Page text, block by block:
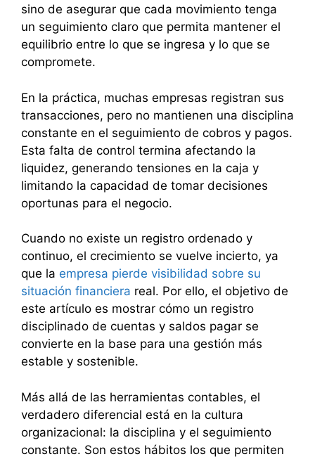
sino de asegurar que cada movimiento tenga
un seguimiento claro que permita mantener el
equilibrio entre lo que se ingresa y lo que se
compromete.
En la práctica, muchas empresas registran sus
transacciones, pero no mantienen una disciplina
constante en el seguimiento de cobros y pagos.
Esta falta de control termina afectando la
liquidez, generando tensiones en la caja y
limitando la capacidad de tomar decisiones
oportunas para el negocio.
Cuando no existe un registro ordenado y
continuo, el crecimiento se vuelve incierto, ya
que la empresa pierde visibilidad sobre su
situación financiera real. Por ello, el objetivo de
este artículo es mostrar cómo un registro
disciplinado de cuentas y saldos pagar se
convierte en la base para una gestión más
estable y sostenible.
Más allá de las herramientas contables, el
verdadero diferencial está en la cultura
organizacional: la disciplina y el seguimiento
constante. Son estos hábitos los que permiten